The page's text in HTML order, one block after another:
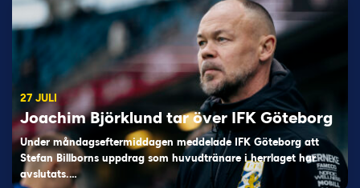
27 JULI
Joachim Björklund tar över IFK Göteborg
Under måndagseftermiddagen meddelade IFK Göteborg att
Stefan Billborns uppdrag som huvudtränare i herrlaget har
avslutats.…